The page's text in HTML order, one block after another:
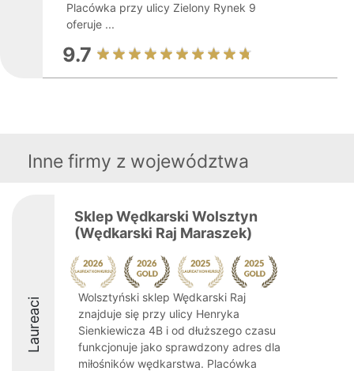
Placówka przy ulicy Zielony Rynek 9
oferuje ...
9.7
Inne firmy z województwa
Laureaci
Sklep Wędkarski Wolsztyn
(Wędkarski Raj Maraszek)
Wolsztyński sklep Wędkarski Raj
znajduje się przy ulicy Henryka
Sienkiewicza 4B i od dłuższego czasu
funkcjonuje jako sprawdzony adres dla
miłośników wędkarstwa. Placówka